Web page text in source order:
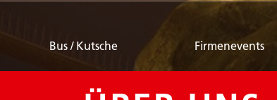
Bus / Kutsche Firmenevents